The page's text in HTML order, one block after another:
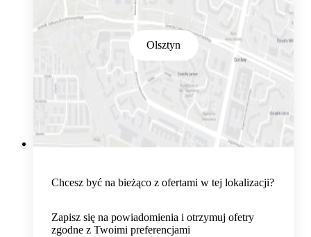
Olsztyn
Chcesz być na bieżąco z ofertami w tej lokalizacji?
Zapisz się na powiadomienia i otrzymuj ofetry
zgodne z Twoimi preferencjami